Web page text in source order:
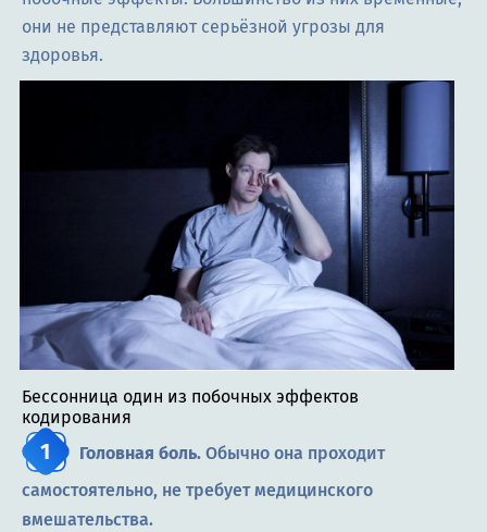
они не представляют серьёзной угрозы для
здоровья.
Бессонница один из побочных эффектов
кодирования
Головная боль. Обычно она проходит
самостоятельно, не требует медицинского
вмешательства.